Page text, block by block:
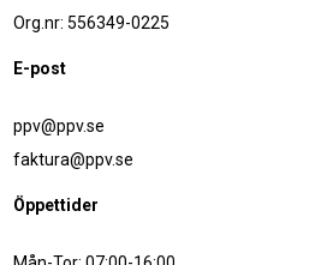
Org.nr: 556349-0225
E-post
ppv@ppv.se
faktura@ppv.se
Öppettider